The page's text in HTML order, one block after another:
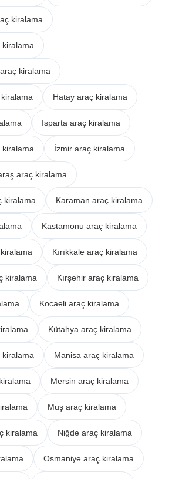
kiralama
kiralama
kiralama
Hatay araç kiralama
Isparta araç kiralama
kiralama İzmir araç kiralama
araç kiralama
kiralama Karaman araç kiralama
Kastamonu araç kiralama
Kırıkkale araç kiralama
kiralama Kırşehir araç kiralama
Kocaeli araç kiralama
Kütahya araç kiralama
kiralama Manisa araç kiralama
Mersin araç kiralama
Muş araç kiralama
kiralama Niğde araç kiralama
Osmaniye araç kiralama